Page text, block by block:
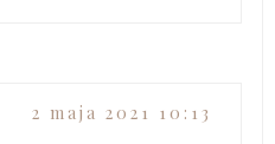
2 maja 2021 10:13